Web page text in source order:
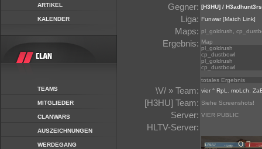
ARTIKEL
KALENDER
TEAMS
MITGLIEDER
CLANWARS
AUSZEICHNUNGEN
WERDEGANG
Gegner: [H3HU] / H3adhunt3rs
Liga: Funwar [Match Link]
Maps: pl_goldrush,
Ergebnis: Map
pl_goldrush
cp_dustbowl
pl_goldrush
cp_dustbowl
totales Ergebnis
\V/ » Team: vier ° RpL moLch
[H3HU] Team: Siehe Screenshots!
Server: VIER PUBLIC
HLTV-Server: